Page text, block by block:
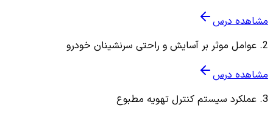
مشاهده درس
2
. عوامل موثر بر آسایش و راحتی سرنشینان خودرو
مشاهده درس
3
. عملکرد سیستم کنترل تهویه مطبوع